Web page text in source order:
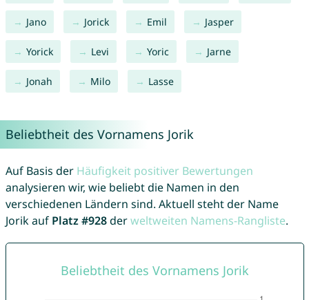
Jano Jorick Emil Jasper
Yorick Levi Yoric Jarne
Jonah Milo Lasse
Beliebtheit des Vornamens Jorik
Auf Basis der Häufigkeit positiver Bewertungen
analysieren wir, wie beliebt die Namen in den
verschiedenen Ländern sind. Aktuell steht der Name
Jorik auf Platz #928derweltweiten Namens-Rangliste.